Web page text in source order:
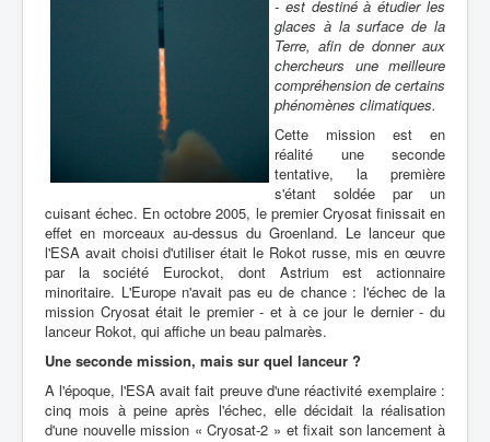
- est destiné à étudier les
glaces à la surface de la
Terre, afin de donner aux
chercheurs une meilleure
compréhension de certains
phénomènes climatiques.
Cette mission est en
réalité une seconde
tentative, la première
s'étant soldée par un
cuisant échec. En octobre 2005, le premier Cryosat finissait en
effet en morceaux au-dessus du Groenland. Le lanceur que
l'ESA avait choisi d'utiliser était le Rokot russe, mis en œuvre
par la société Eurockot, dont Astrium est actionnaire
minoritaire. L'Europe n'avait pas eu de chance : l'échec de la
mission Cryosat était le premier - et à ce jour le dernier - du
lanceur Rokot, qui affiche un beau palmarès.
Une seconde mission, mais sur quel lanceur ?
A l'époque, l'ESA avait fait preuve d'une réactivité exemplaire :
cinq mois à peine après l'échec, elle décidait la réalisation
d'une nouvelle mission « Cryosat-2 » et fixait son lancement à